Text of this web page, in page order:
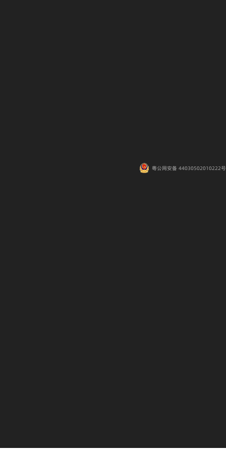
粤公网安备 44030502010222号